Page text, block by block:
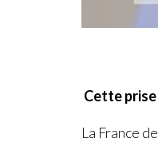
Cette
La France